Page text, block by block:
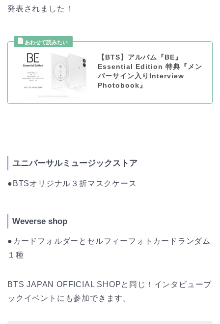
発表されました！
【BTS】アルバム『BE』
Essential Edition 特典『メン
バーサイン入りInterview
Photobook』
ユニバーサルミュージックストア
●BTSオリジナル３折マスクケース
Weverse shop
●カードフォルダーとセルフィーフォトカードランダム
１種
BTS JAPAN OFFICIAL SHOPと同じ！インタビューブ
ックイベントにも参加できます。